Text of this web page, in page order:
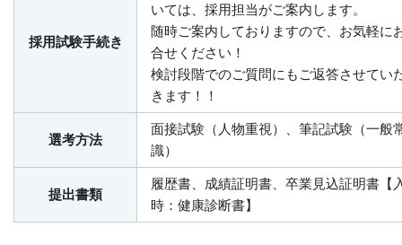
採用試験手続き
いては、採用担当がご案内します。
随時ご案内しておりますので、お気軽に
合せください！
検討段階でのご質問にもご返答させてい
きます！！
選考方法
面接試験（人物重視）、筆記試験（一般
識）
提出書類
履歴書、成績証明書、卒業見込証明書【
時：健康診断書】